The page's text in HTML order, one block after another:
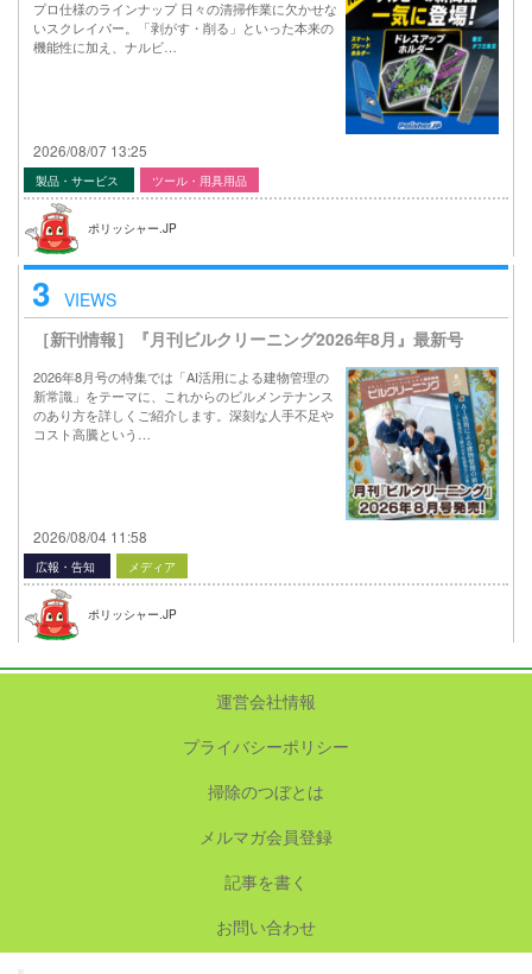
プロ仕様のラインナップ 日々の清掃作業に欠かせな
いスクレイパー。「剥がす・削る」といった本来の
機能性に加え、ナルビ…
2026/08/07 13:25
製品・サービス ツール・用具用品
ポリッシャー.JP
3 VIEWS
［新刊情報］『月刊ビルクリーニング2026年8月』最新号
2026年8月号の特集では「AI活用による建物管理の
新常識」をテーマに、これからのビルメンテナンス
のあり方を詳しくご紹介します。深刻な人手不足や
コスト高騰という…
2026/08/04 11:58
広報・告知 メディア
ポリッシャー.JP
運営会社情報
プライバシーポリシー
掃除のつぼとは
メルマガ会員登録
記事を書く
お問い合わせ